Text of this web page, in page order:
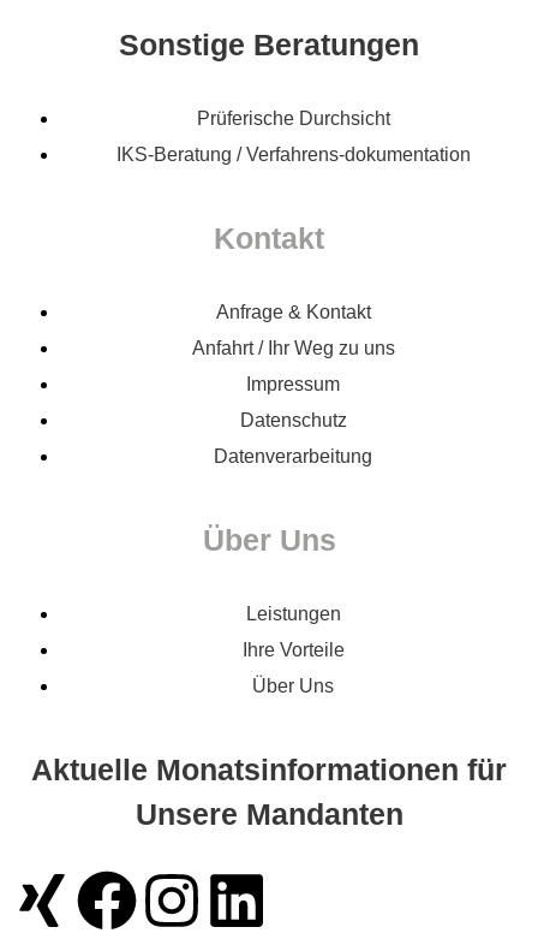
Sonstige Beratungen
Prüferische Durchsicht
IKS-Beratung / Verfahrens-dokumentation
Kontakt
Anfrage & Kontakt
Anfahrt / Ihr Weg zu uns
Impressum
Datenschutz
Datenverarbeitung
Über Uns
Leistungen
Ihre Vorteile
Über Uns
Aktuelle Monatsinformationen für
Unsere Mandanten